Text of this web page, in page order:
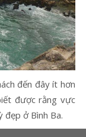
đến đây ít hơn
được rằng vực
ở Bình Ba.